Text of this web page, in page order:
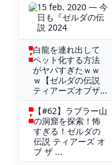
15 feb. 2020 — 今
日も『ゼルダの伝
説 2024
白龍を連れ出して
ペット化する方法
がヤバすぎたｗｗ
ｗ【ゼルダの伝説
ティアーズオブザ...
【#62】ラブラー山
の洞窟を探索！怖
すぎる！ゼルダの
伝説 ティアーズ オ
ブ ザ ...